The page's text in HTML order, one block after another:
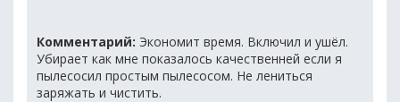
Комментарий: Экономит время. Включил и ушёл.
Убирает как мне показалось качественней если я
пылесосил простым пылесосом. Не лениться
заряжать и чистить.